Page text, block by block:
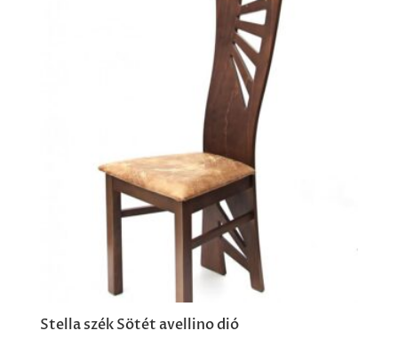
Stella szék Sötét avellino dió